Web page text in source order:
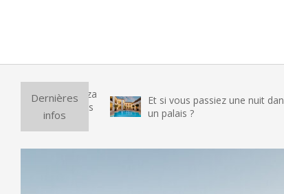
Dernières
infos
Et si vous passiez une nuit dans
un palais ?